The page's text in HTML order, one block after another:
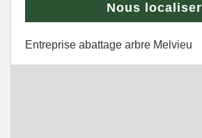
Nous localiser
Entreprise abattage arbre Melvieu